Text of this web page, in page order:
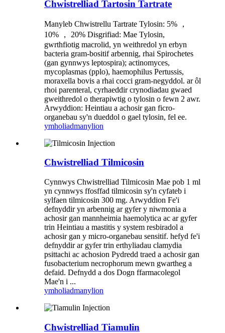
Chwistrelliad Tartosin Tartrate
Manyleb Chwistrellu Tartrate Tylosin: 5% ，
10% ， 20% Disgrifiad: Mae Tylosin,
gwrthfiotig macrolid, yn weithredol yn erbyn
bacteria gram-bositif arbennig, rhai Spirochetes
(gan gynnwys leptospira); actinomyces,
mycoplasmas (pplo), haemophilus Pertussis,
moraxella bovis a rhai cocci gram-negyddol. ar ôl
rhoi parenteral, cyrhaeddir crynodiadau gwaed
gweithredol o therapiwtig o tylosin o fewn 2 awr.
Arwyddion: Heintiau a achosir gan ficro-
organebau sy'n dueddol o gael tylosin, fel ee.
ymholiadmanylion
Chwistrelliad Tilmicosin
Cynnwys Chwistrelliad Tilmicosin Mae pob 1 ml
yn cynnwys ffosffad tilmicosin sy'n cyfateb i
sylfaen tilmicosin 300 mg. Arwyddion Fe'i
defnyddir yn arbennig ar gyfer y niwmonia a
achosir gan mannheimia haemolytica ac ar gyfer
trin Heintiau a mastitis y system resbiradol a
achosir gan y micro-organebau sensitif. hefyd fe'i
defnyddir ar gyfer trin erthyliadau clamydia
psittachi ac achosion Pydredd traed a achosir gan
fusobacterium necrophorum mewn gwartheg a
defaid. Defnydd a dos Dogn ffarmacolegol
Mae'n i ...
ymholiadmanylion
Chwistrelliad Tiamulin